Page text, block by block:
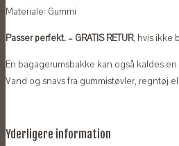
antal
Materiale: Gummi
Passer perfekt. – GRATIS RETUR, hvis ikke
En bagagerumsbakke kan også kaldes
Vand og snavs fra gummistøvler, regntøj
Yderligere information